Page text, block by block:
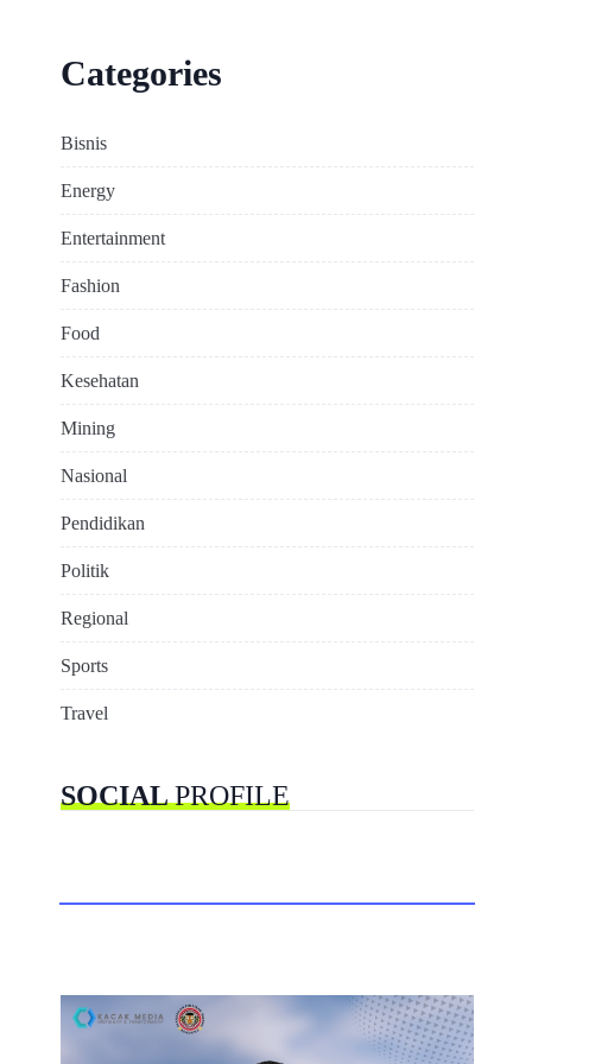
Categories
Bisnis
Energy
Entertainment
Fashion
Food
Kesehatan
Mining
Nasional
Pendidikan
Politik
Regional
Sports
Travel
SOCIALPROFILE